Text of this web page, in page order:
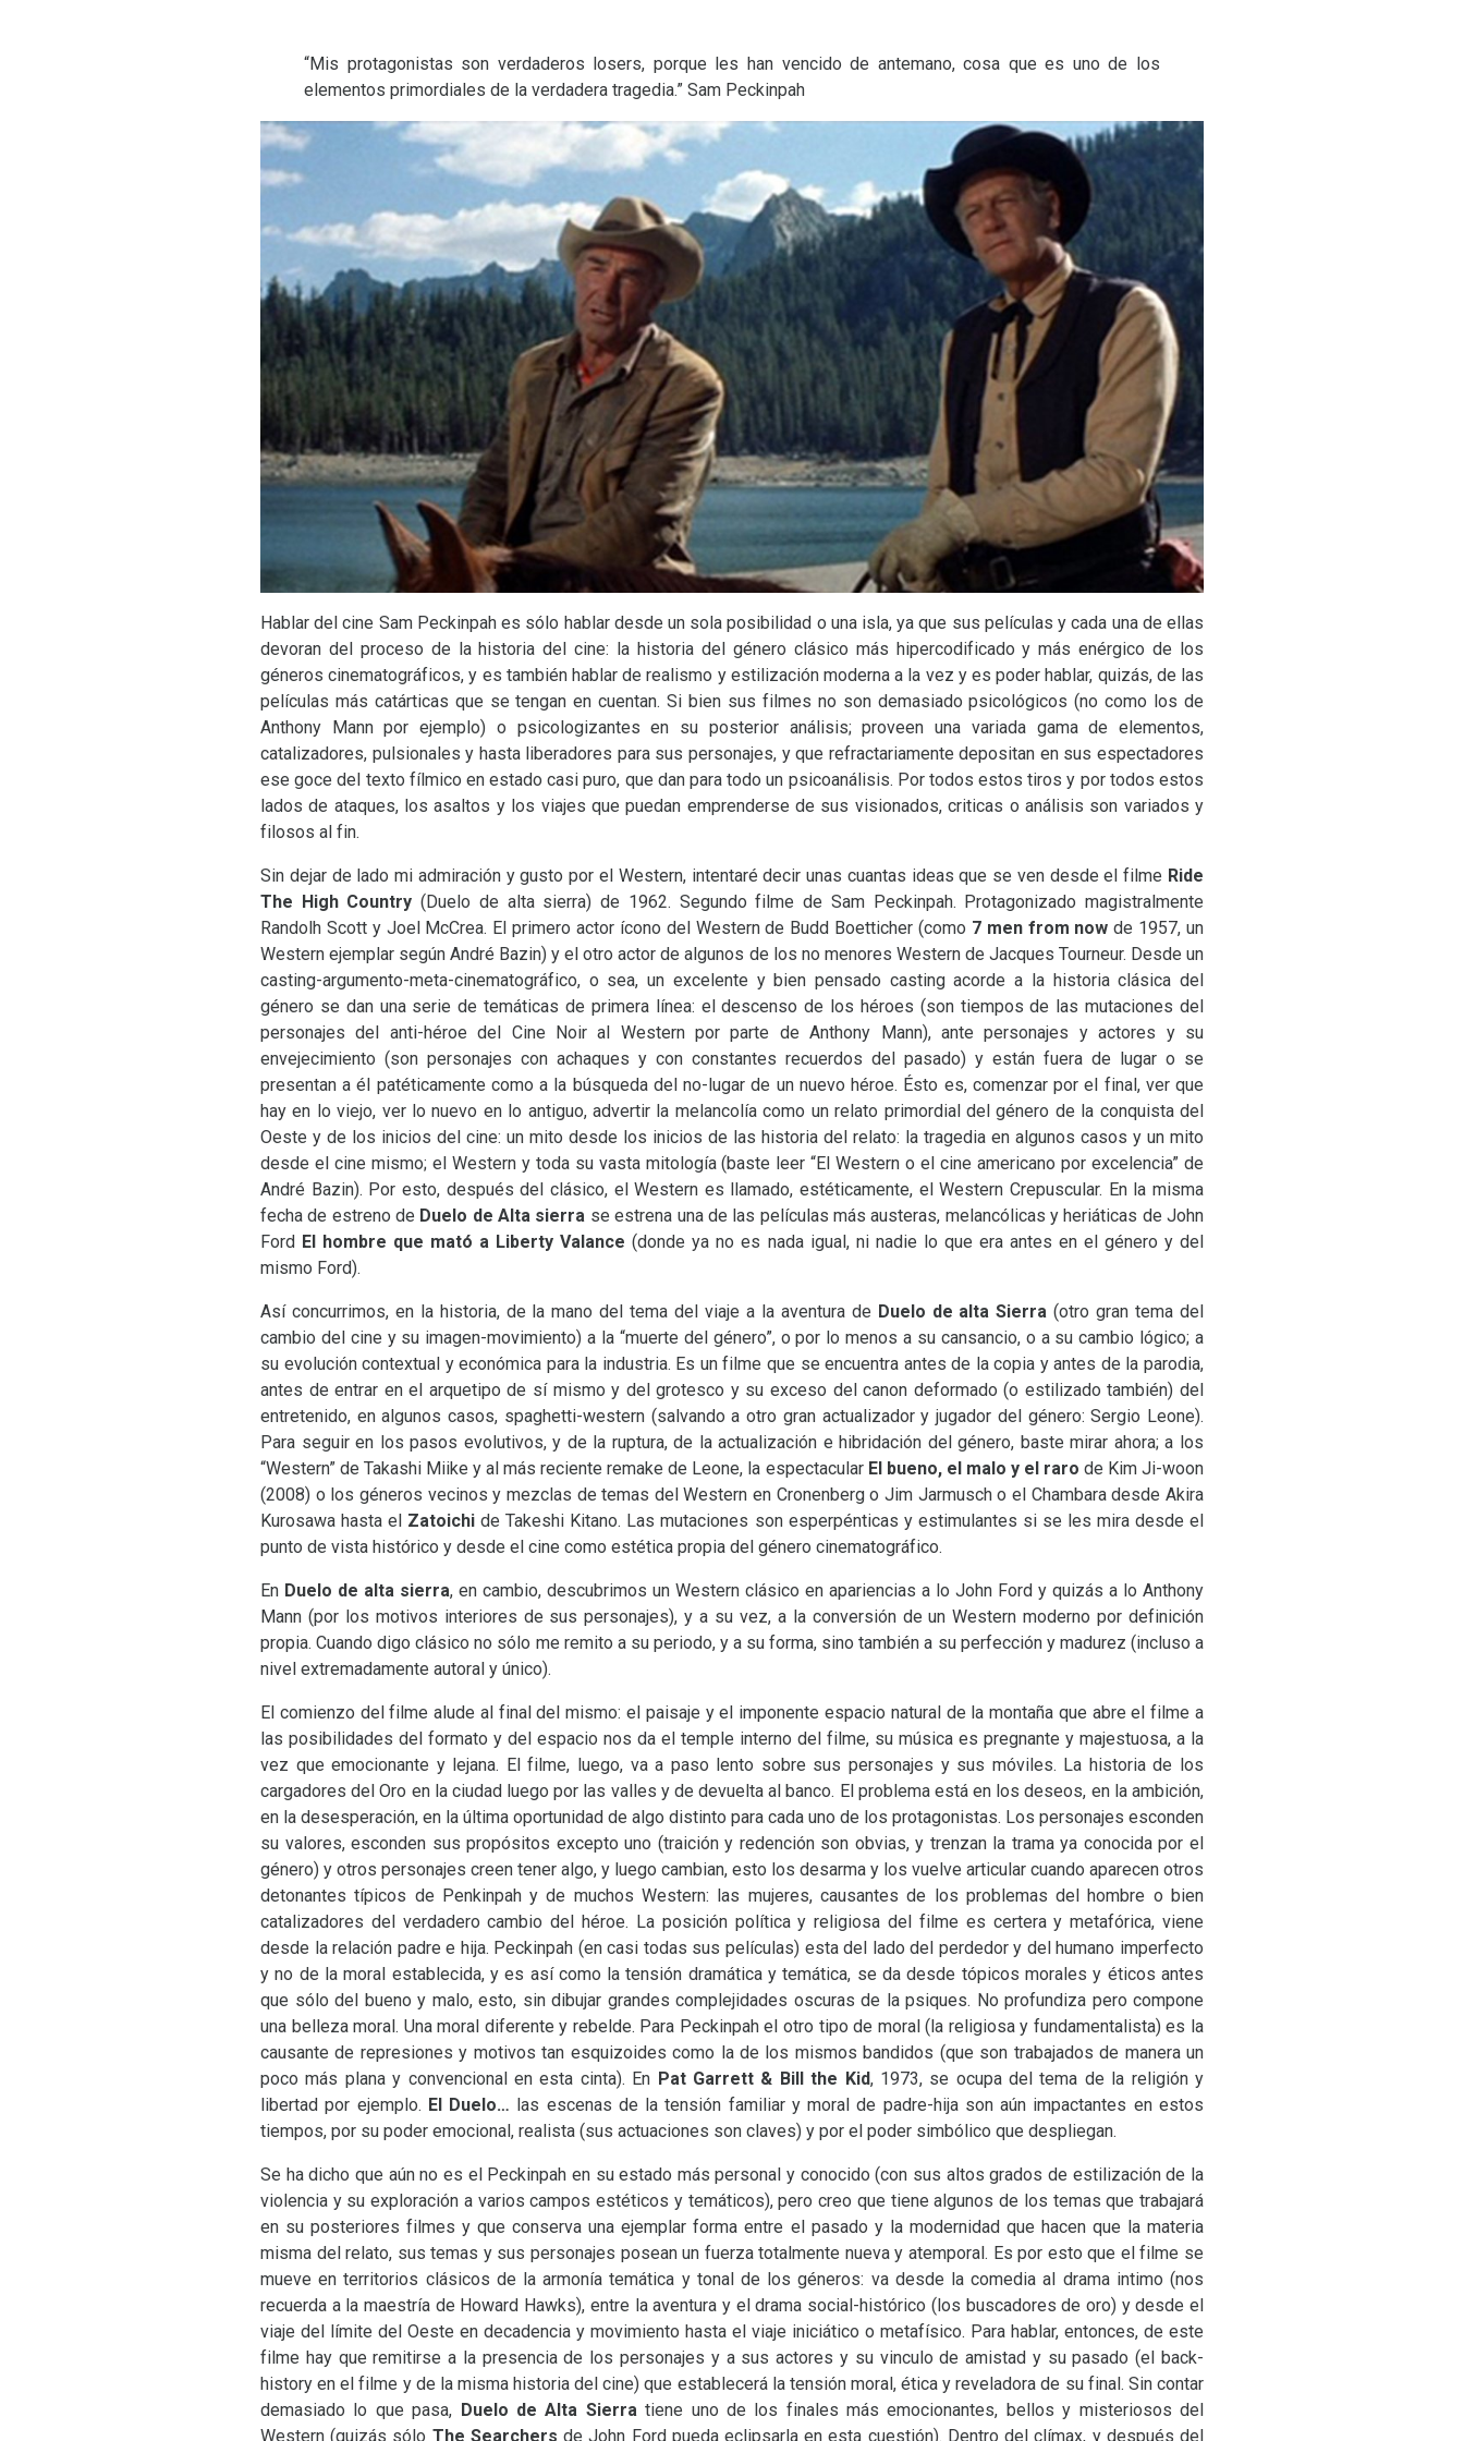
“Mis protagonistas son verdaderos losers, porque les han vencido de antemano, cosa que es uno de los
elementos primordiales de la verdadera tragedia.” Sam Peckinpah
Hablar del cine Sam Peckinpah es sólo hablar desde un sola posibilidad o una isla, ya que sus películas y cada una de ellas
devoran del proceso de la historia del cine: la historia del género clásico más hipercodificado y más enérgico de los
géneros cinematográficos, y es también hablar de realismo y estilización moderna a la vez y es poder hablar, quizás, de las
películas más catárticas que se tengan en cuentan. Si bien sus filmes no son demasiado psicológicos (no como los de
Anthony Mann por ejemplo) o psicologizantes en su posterior análisis; proveen una variada gama de elementos,
catalizadores, pulsionales y hasta liberadores para sus personajes, y que refractariamente depositan en sus espectadores
ese goce del texto fílmico en estado casi puro, que dan para todo un psicoanálisis. Por todos estos tiros y por todos estos
lados de ataques, los asaltos y los viajes que puedan emprenderse de sus visionados, criticas o análisis son variados y
filosos al fin.
Sin dejar de lado mi admiración y gusto por el Western, intentaré decir unas cuantas ideas que se ven desde el filme Ride
The High Country (Duelo de alta sierra) de 1962. Segundo filme de Sam Peckinpah. Protagonizado magistralmente
Randolh Scott y Joel McCrea. El primero actor ícono del Western de Budd Boetticher (como 7 men from now de 1957, un
Western ejemplar según André Bazin) y el otro actor de algunos de los no menores Western de Jacques Tourneur. Desde un
casting-argumento-meta-cinematográfico, o sea, un excelente y bien pensado casting acorde a la historia clásica del
género se dan una serie de temáticas de primera línea: el descenso de los héroes (son tiempos de las mutaciones del
personajes del anti-héroe del Cine Noir al Western por parte de Anthony Mann), ante personajes y actores y su
envejecimiento (son personajes con achaques y con constantes recuerdos del pasado) y están fuera de lugar o se
presentan a él patéticamente como a la búsqueda del no-lugar de un nuevo héroe. Ésto es, comenzar por el final, ver que
hay en lo viejo, ver lo nuevo en lo antiguo, advertir la melancolía como un relato primordial del género de la conquista del
Oeste y de los inicios del cine: un mito desde los inicios de las historia del relato: la tragedia en algunos casos y un mito
desde el cine mismo; el Western y toda su vasta mitología (baste leer “El Western o el cine americano por excelencia” de
André Bazin). Por esto, después del clásico, el Western es llamado, estéticamente, el Western Crepuscular. En la misma
fecha de estreno de Duelo de Alta sierra se estrena una de las películas más austeras, melancólicas y heriáticas de John
Ford El hombre que mató a Liberty Valance (donde ya no es nada igual, ni nadie lo que era antes en el género y del
mismo Ford).
Así concurrimos, en la historia, de la mano del tema del viaje a la aventura de Duelo de alta Sierra (otro gran tema del
cambio del cine y su imagen-movimiento) a la “muerte del género”, o por lo menos a su cansancio, o a su cambio lógico; a
su evolución contextual y económica para la industria. Es un filme que se encuentra antes de la copia y antes de la parodia,
antes de entrar en el arquetipo de sí mismo y del grotesco y su exceso del canon deformado (o estilizado también) del
entretenido, en algunos casos, spaghetti-western (salvando a otro gran actualizador y jugador del género: Sergio Leone).
Para seguir en los pasos evolutivos, y de la ruptura, de la actualización e hibridación del género, baste mirar ahora; a los
“Western” de Takashi Miike y al más reciente remake de Leone, la espectacular El bueno, el malo y el raro de Kim Ji-woon
(2008) o los géneros vecinos y mezclas de temas del Western en Cronenberg o Jim Jarmusch o el Chambara desde Akira
Kurosawa hasta el Zatoichi de Takeshi Kitano. Las mutaciones son esperpénticas y estimulantes si se les mira desde el
punto de vista histórico y desde el cine como estética propia del género cinematográfico.
En Duelo de alta sierra, en cambio, descubrimos un Western clásico en apariencias a lo John Ford y quizás a lo Anthony
Mann (por los motivos interiores de sus personajes), y a su vez, a la conversión de un Western moderno por definición
propia. Cuando digo clásico no sólo me remito a su periodo, y a su forma, sino también a su perfección y madurez (incluso a
nivel extremadamente autoral y único).
El comienzo del filme alude al final del mismo: el paisaje y el imponente espacio natural de la montaña que abre el filme a
las posibilidades del formato y del espacio nos da el temple interno del filme, su música es pregnante y majestuosa, a la
vez que emocionante y lejana. El filme, luego, va a paso lento sobre sus personajes y sus móviles. La historia de los
cargadores del Oro en la ciudad luego por las valles y de devuelta al banco. El problema está en los deseos, en la ambición,
en la desesperación, en la última oportunidad de algo distinto para cada uno de los protagonistas. Los personajes esconden
su valores, esconden sus propósitos excepto uno (traición y redención son obvias, y trenzan la trama ya conocida por el
género) y otros personajes creen tener algo, y luego cambian, esto los desarma y los vuelve articular cuando aparecen otros
detonantes típicos de Penkinpah y de muchos Western: las mujeres, causantes de los problemas del hombre o bien
catalizadores del verdadero cambio del héroe. La posición política y religiosa del filme es certera y metafórica, viene
desde la relación padre e hija. Peckinpah (en casi todas sus películas) esta del lado del perdedor y del humano imperfecto
y no de la moral establecida, y es así como la tensión dramática y temática, se da desde tópicos morales y éticos antes
que sólo del bueno y malo, esto, sin dibujar grandes complejidades oscuras de la psiques. No profundiza pero compone
una belleza moral. Una moral diferente y rebelde. Para Peckinpah el otro tipo de moral (la religiosa y fundamentalista) es la
causante de represiones y motivos tan esquizoides como la de los mismos bandidos (que son trabajados de manera un
poco más plana y convencional en esta cinta). En Pat Garrett & Bill the Kid, 1973, se ocupa del tema de la religión y
libertad por ejemplo. El Duelo… las escenas de la tensión familiar y moral de padre-hija son aún impactantes en estos
tiempos, por su poder emocional, realista (sus actuaciones son claves) y por el poder simbólico que despliegan.
Se ha dicho que aún no es el Peckinpah en su estado más personal y conocido (con sus altos grados de estilización de la
violencia y su exploración a varios campos estéticos y temáticos), pero creo que tiene algunos de los temas que trabajará
en su posteriores filmes y que conserva una ejemplar forma entre el pasado y la modernidad que hacen que la materia
misma del relato, sus temas y sus personajes posean un fuerza totalmente nueva y atemporal. Es por esto que el filme se
mueve en territorios clásicos de la armonía temática y tonal de los géneros: va desde la comedia al drama intimo (nos
recuerda a la maestría de Howard Hawks), entre la aventura y el drama social-histórico (los buscadores de oro) y desde el
viaje del límite del Oeste en decadencia y movimiento hasta el viaje iniciático o metafísico. Para hablar, entonces, de este
filme hay que remitirse a la presencia de los personajes y a sus actores y su vinculo de amistad y su pasado (el back-
history en el filme y de la misma historia del cine) que establecerá la tensión moral, ética y reveladora de su final. Sin contar
demasiado lo que pasa, Duelo de Alta Sierratiene uno de los finales más emocionantes, bellos y misteriosos del
Western (quizás sólo The Searchers de John Ford pueda eclipsarla en esta cuestión). Dentro del clímax, y después del